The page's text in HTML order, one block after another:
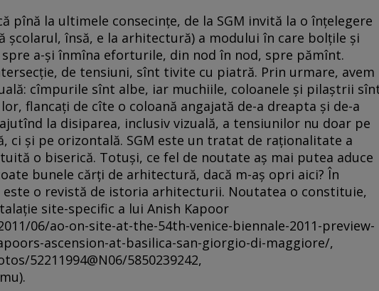
pînă la ultimele consecinţe, de la SGM invită la o înţelegere
şcolarul, însă, e la arhitectură) a modului în care bolţile şi
a-şi înmîna eforturile, din nod în nod, spre pămînt.
de tensiuni, sînt tivite cu piatră. Prin urmare, avem
cîmpurile sînt albe, iar muchiile, coloanele şi pilaştrii
flancaţi de cîte o coloană angajată de-a dreapta şi de-a
la disiparea, inclusiv vizuală, a tensiunilor nu doar pe
ci şi pe orizontală. SGM este un tratat de raţionalitate a
o biserică. Totuşi, ce fel de noutate aş mai putea aduce
bunele cărţi de arhitectură, dacă m-aş opri aici? În
este o revistă de istoria arhitecturii. Noutatea o constituie,
site-specific a lui Anish Kapoor
06/ao-on-site-at-the-54th-venice-biennale-2011-preview-
ascension-at-basilica-san-giorgio-di-maggiore/,
52211994@N06/5850239242,